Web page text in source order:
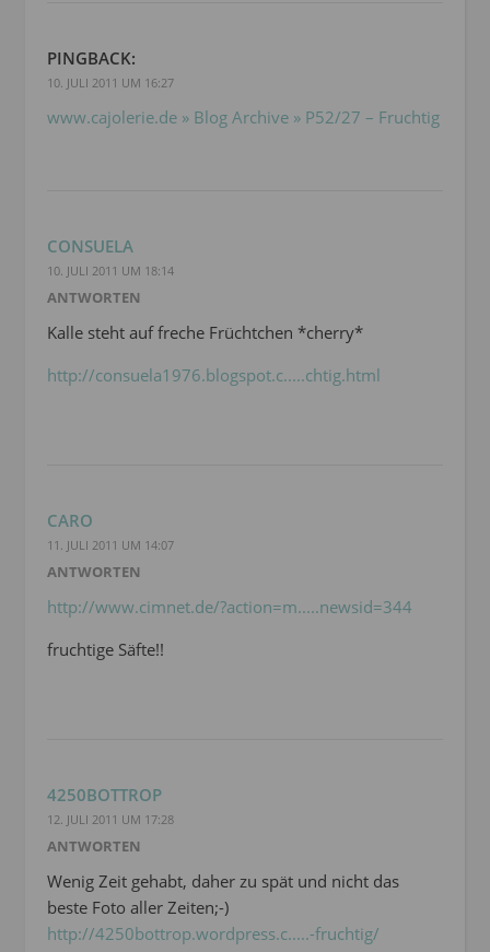
PINGBACK:
10. JULI 2011 UM 16:27
www.cajolerie.de » Blog Archive » P52/27 – Fruchtig
CONSUELA
10. JULI 2011 UM 18:14
ANTWORTEN
Kalle steht auf freche Früchtchen *cherry*
http://consuela1976.blogspot.c.....chtig.html
CARO
11. JULI 2011 UM 14:07
ANTWORTEN
http://www.cimnet.de/?action=m.....newsid=344
fruchtige Säfte!!
4250BOTTROP
12. JULI 2011 UM 17:28
ANTWORTEN
Wenig Zeit gehabt, daher zu spät und nicht das
beste Foto aller Zeiten;-)
http://4250bottrop.wordpress.c.....-fruchtig/